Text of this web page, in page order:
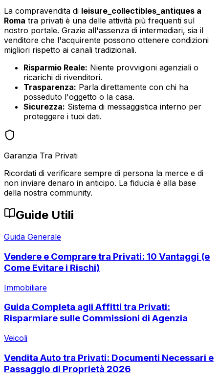
La compravendita di leisure_collectibles_antiques a
Roma tra privati è una delle attività più frequenti sul
nostro portale. Grazie all'assenza di intermediari, sia il
venditore che l'acquirente possono ottenere condizioni
migliori rispetto ai canali tradizionali.
Risparmio Reale: Niente provvigioni agenziali o
ricarichi di rivenditori.
Trasparenza: Parla direttamente con chi ha
posseduto l'oggetto o la casa.
Sicurezza: Sistema di messaggistica interno per
proteggere i tuoi dati.
Garanzia Tra Privati
Ricordati di verificare sempre di persona la merce e di
non inviare denaro in anticipo. La fiducia è alla base
della nostra community.
Guide Utili
Guida Generale
Vendere e Comprare tra Privati: 10 Vantaggi (e
Come Evitare i Rischi)
Immobiliare
Guida Completa agli Affitti tra Privati:
Risparmiare sulle Commissioni di Agenzia
Veicoli
Vendita Auto tra Privati: Documenti Necessari e
Passaggio di Proprietà 2026